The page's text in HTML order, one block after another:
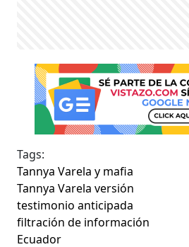
Tags:
Tannya Varela y mafia
Tannya Varela versión
testimonio anticipada
filtración de información
Ecuador